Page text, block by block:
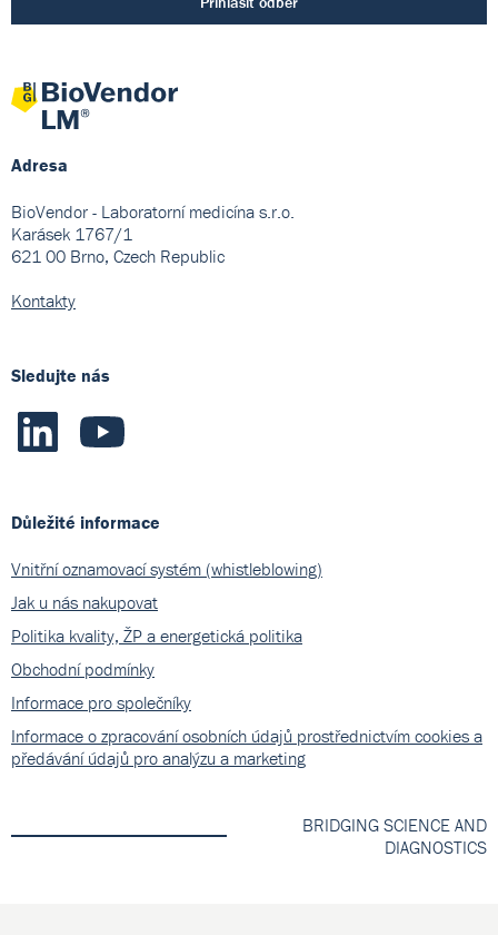
Adresa
BioVendor - Laboratorní medicína s.r.o.
Karásek 1767/1
621 00 Brno, Czech Republic
Kontakty
Sledujte nás
Důležité informace
Vnitřní oznamovací systém (whistleblowing)
Jak u nás nakupovat
Politika kvality, ŽP a energetická politika
Obchodní podmínky
Informace pro společníky
Informace o zpracování osobních údajů prostřednictvím cookies a
předávání údajů pro analýzu a marketing
BRIDGING SCIENCE AND
DIAGNOSTICS